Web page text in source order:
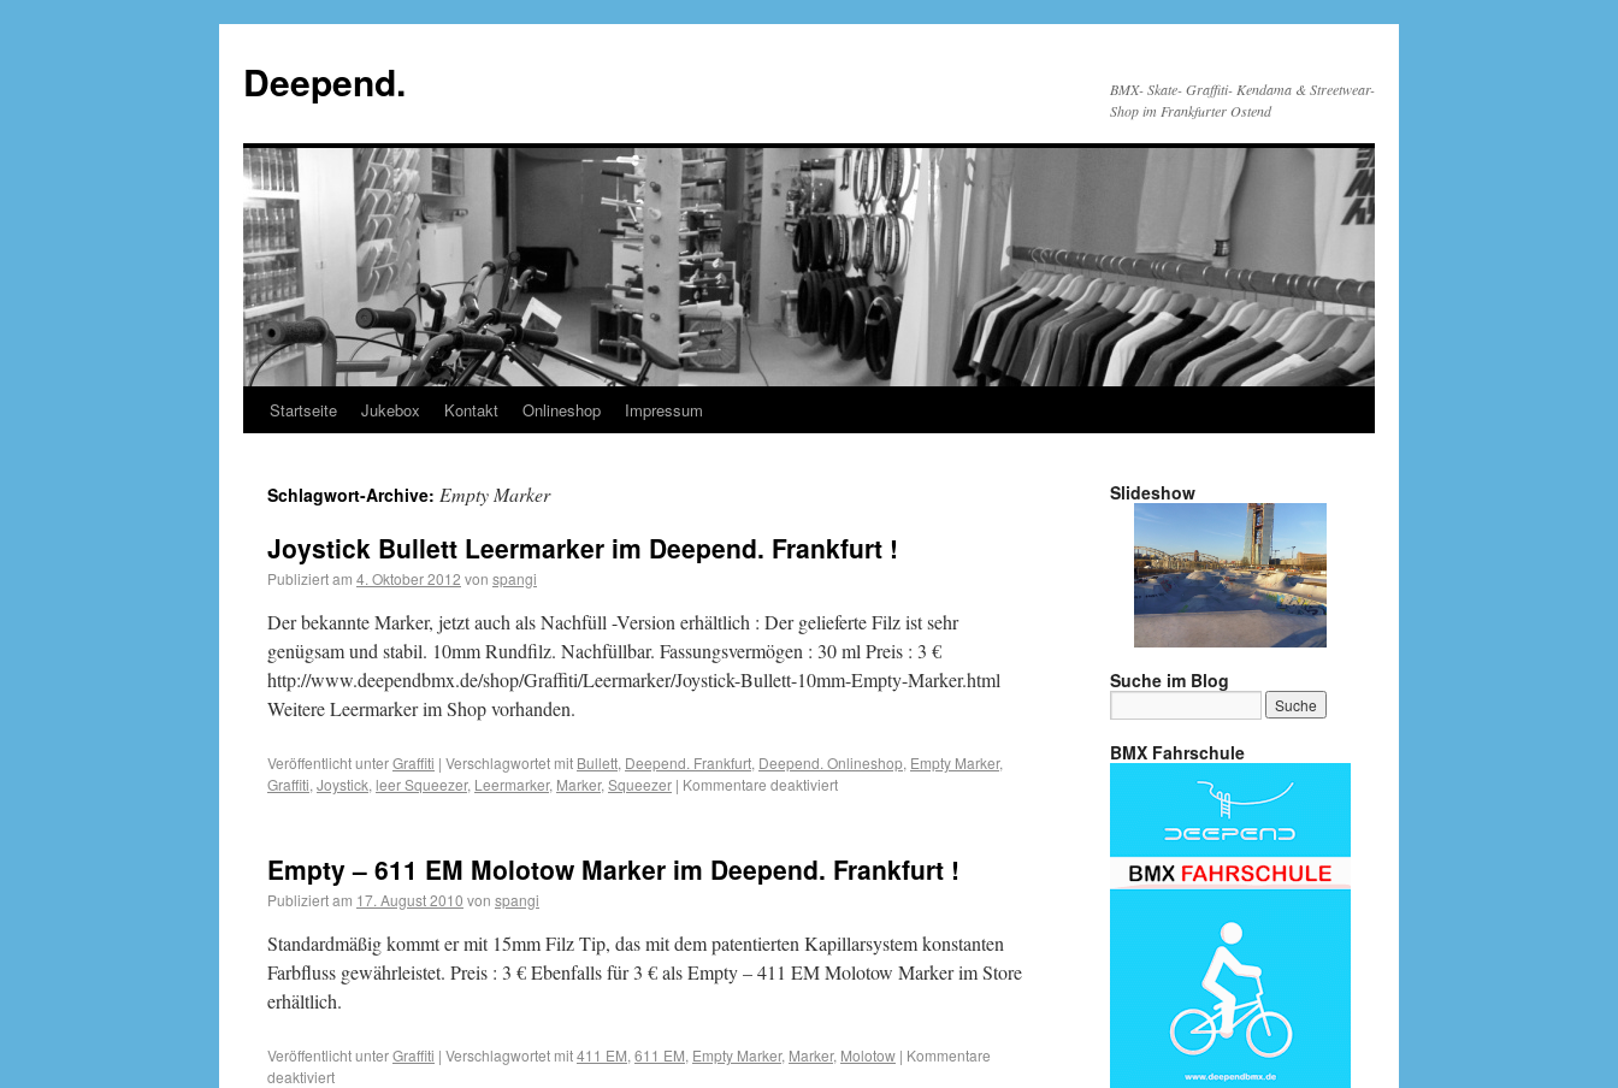
Deepend.
BMX- Skate- Graffiti- Kendama & Streetwear-
Shop im Frankfurter Ostend
Startseite Jukebox Kontakt Onlineshop Impressum
Schlagwort-Archive: Empty Marker
Joystick Bullett Leermarker im Deepend. Frankfurt !
Publiziert am 4. Oktober 2012 von spangi
Der bekannte Marker, jetzt auch als Nachfüll -Version erhältlich : Der gelieferte Filz ist sehr
genügsam und stabil. 10mm Rundfilz. Nachfüllbar. Fassungsvermögen : 30 ml Preis : 3 €
http://www.deependbmx.de/shop/Graffiti/Leermarker/Joystick-Bullett-10mm-Empty-Marker.html
Weitere Leermarker im Shop vorhanden.
Veröffentlicht unterGraffiti | Verschlagwortet mit Bullett, Deepend. Frankfurt, Deepend. Onlineshop, Empty Marker,
Graffiti, Joystick, leer Squeezer, Leermarker, Marker, Squeezer | Kommentare deaktiviert
Empty – 611 EM Molotow Marker im Deepend. Frankfurt !
Publiziert am 17. August 2010 von spangi
Standardmäßig kommt er mit 15mm Filz Tip, das mit dem patentierten Kapillarsystem konstanten
Farbfluss gewährleistet. Preis : 3 € Ebenfalls für 3 € als Empty – 411 EM Molotow Marker im Store
erhältlich.
Veröffentlicht unterGraffiti | Verschlagwortet mit411 EM, 611 EM, Empty Marker, Marker, Molotow | Kommentare
deaktiviert
Slideshow
Suche im Blog
BMX Fahrschule